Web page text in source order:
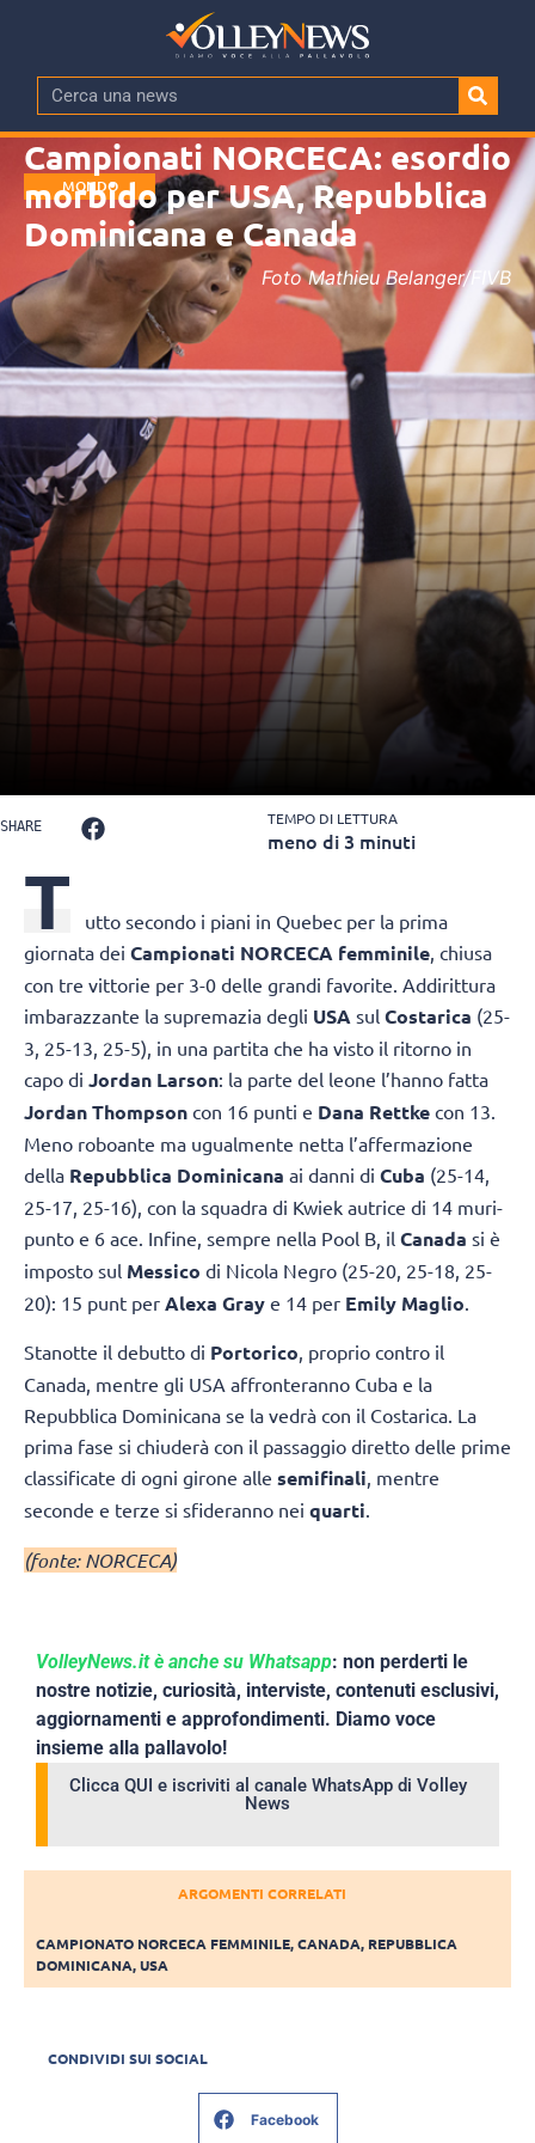
MONDO
Campionati NORCECA: esordio
morbido per USA, Repubblica
Dominicana e Canada
Foto Mathieu Belanger/FIVB
SHARE TEMPO DI LETTURA
meno di 3 minuti
T
utto secondo i piani in Quebec per la prima
giornata dei Campionati NORCECA femminile, chiusa
con tre vittorie per 3-0 delle grandi favorite. Addirittura
imbarazzante la supremazia degli USA sul Costarica (25-
3, 25-13, 25-5), in una partita che ha visto il ritorno in
capo di Jordan Larson: la parte del leone l’hanno fatta
Jordan Thompson con 16 punti e Dana Rettke con 13.
Meno roboante ma ugualmente netta l’affermazione
della Repubblica Dominicana ai danni di Cuba (25-14,
25-17, 25-16), con la squadra di Kwiek autrice di 14 muri-
punto e 6 ace. Infine, sempre nella Pool B, il Canada si è
imposto sul Messico di Nicola Negro (25-20, 25-18, 25-
20): 15 punt per Alexa Gray e 14 per Emily Maglio.
Stanotte il debutto di Portorico, proprio contro il
Canada, mentre gli USA affronteranno Cuba e la
Repubblica Dominicana se la vedrà con il Costarica. La
prima fase si chiuderà con il passaggio diretto delle prime
classificate di ogni girone alle semifinali, mentre
seconde e terze si sfideranno nei quarti.
(fonte: NORCECA)
VolleyNews.it è anche su Whatsapp: non perderti le
nostre notizie, curiosità, interviste, contenuti esclusivi,
aggiornamenti e approfondimenti. Diamo voce
insieme alla pallavolo!
Clicca QUI e iscriviti al canale WhatsApp di Volley
News
ARGOMENTI CORRELATI
CAMPIONATO NORCECA FEMMINILE,CANADA, REPUBBLICA
DOMINICANA,USA
CONDIVIDI SUI SOCIAL
Facebook